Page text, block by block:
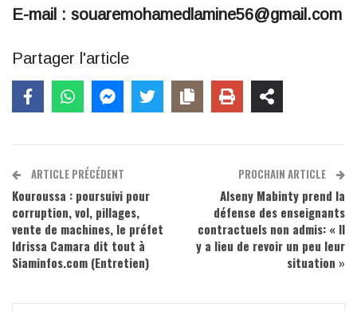
E-mail : souaremohamedlamine56@gmail.com
Partager l'article
ARTICLE PRÉCÉDENT
Kouroussa : poursuivi pour
corruption, vol, pillages,
vente de machines, le préfet
Idrissa Camara dit tout à
Siaminfos.com (Entretien)
PROCHAIN ARTICLE
Alseny Mabinty prend la
défense des enseignants
contractuels non admis: « Il
y a lieu de revoir un peu leur
situation »